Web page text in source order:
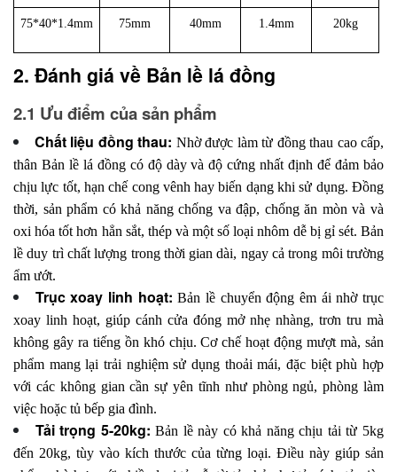
75*40*1.4mm 75mm 40mm 1.4mm 20kg
2. Đánh giá về Bản lề lá đồng
2.1 Ưu điểm của sản phẩm
Chất liệu đồng thau: Nhờ được làm từ đồng thau cao cấp,
thân Bản lề lá đồng có độ dày và độ cứng nhất định để đảm bảo
chịu lực tốt, hạn chế cong vênh hay biến dạng khi sử dụng. Đồng
thời, sản phẩm có khả năng chống va đập, chống ăn mòn và và
oxi hóa tốt hơn hẳn sắt, thép và một số loại nhôm dễ bị gỉ sét. Bản
lề duy trì chất lượng trong thời gian dài, ngay cả trong môi trường
ẩm ướt.
Trục xoay linh hoạt: Bản lề chuyển động êm ái nhờ trục
xoay linh hoạt, giúp cánh cửa đóng mở nhẹ nhàng, trơn tru mà
không gây ra tiếng ồn khó chịu. Cơ chế hoạt động mượt mà, sản
phẩm mang lại trải nghiệm sử dụng thoải mái, đặc biệt phù hợp
với các không gian cần sự yên tĩnh như phòng ngủ, phòng làm
việc hoặc tủ bếp gia đình.
Tải trọng 5-20kg:Bản lề này có khả năng chịu tải từ 5kg
đến 20kg, tùy vào kích thước của từng loại. Điều này giúp sản